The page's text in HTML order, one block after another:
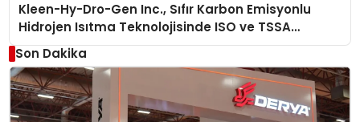
Kleen-Hy-Dro-Gen Inc., Sıfır Karbon Emisyonlu
Hidrojen Isıtma Teknolojisinde ISO ve TSSA
Düzenleyici Onaylarını Aldı
Son Dakika